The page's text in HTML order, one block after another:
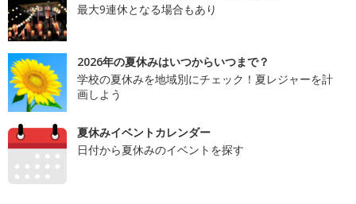
最大9連休となる場合もあり
2026年の夏休みはいつからいつまで？
学校の夏休みを地域別にチェック！夏レジャーを計
画しよう
夏休みイベントカレンダー
日付から夏休みのイベントを探す